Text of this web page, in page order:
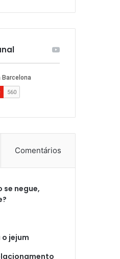
Comentários
se negue,
jejum